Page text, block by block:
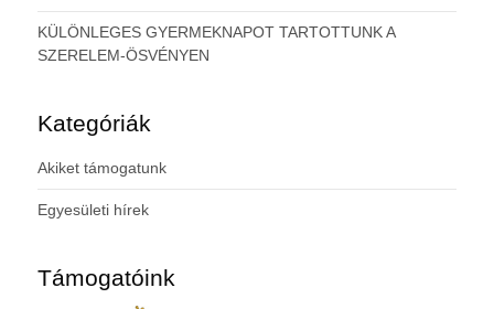
KÜLÖNLEGES GYERMEKNAPOT TARTOTTUNK A
SZERELEM-ÖSVÉNYEN
Kategóriák
Akiket támogatunk
Egyesületi hírek
Támogatóink